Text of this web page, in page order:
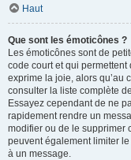
Haut
Que sont les émoticônes ?
Les émoticônes sont de
code court et qui permettent
exprime la joie, alors qu’au
consulter la liste complète
Essayez cependant de ne
rapidement rendre un
modifier ou de le supprimer
peuvent également limiter le
à un message.